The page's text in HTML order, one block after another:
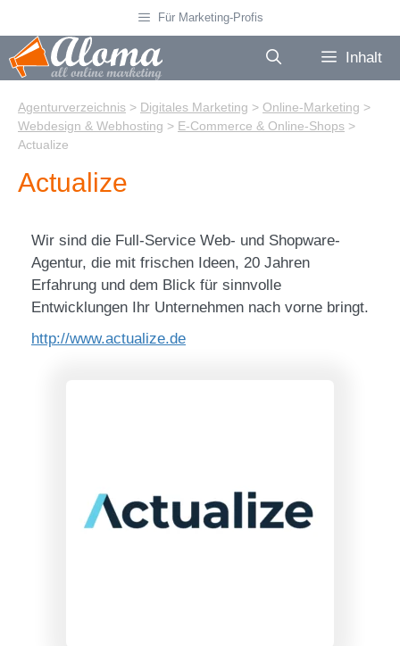
Inhalt
springen
Für Marketing-Profis
Inhalt
Agenturverzeichnis > Digitales Marketing > Online-Marketing >
Webdesign & Webhosting > E-Commerce & Online-Shops >
Actualize
Actualize
Wir sind die Full-Service Web- und Shopware-
Agentur, die mit frischen Ideen, 20 Jahren
Erfahrung und dem Blick für sinnvolle
Entwicklungen Ihr Unternehmen nach vorne bringt.
http://www.actualize.de